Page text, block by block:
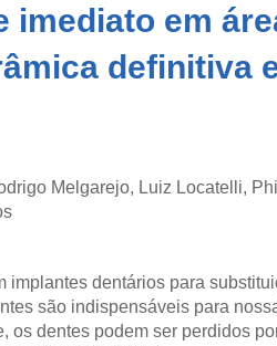
imediato em
definitiva
Melgarejo, Luiz Locatelli,
implantes dentários para
são indispensáveis para
os dentes podem ser perdidos